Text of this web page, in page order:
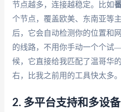
节点越多，连接越稳定。比如
个节点，覆盖欧美、东南亚等
后，它会自动检测你的位置和
的线路，不用你手动一个个
候，它直接给我匹配了温哥华
右，比我之前用的工具快太多。
2. 多平台支持和多设